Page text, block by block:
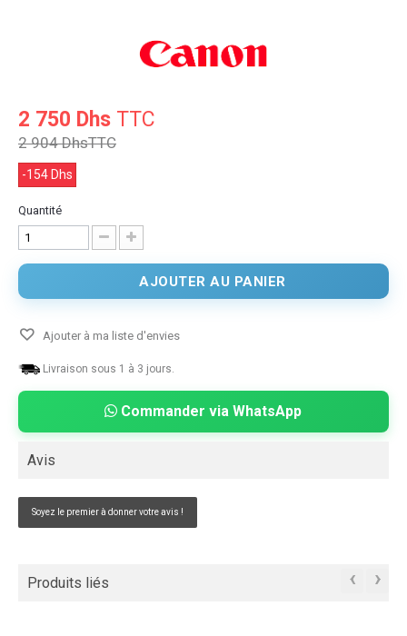
2 750 Dhs TTC
2 904 DhsTTC
-154 Dhs
Quantité
AJOUTER AU PANIER
Ajouter à ma liste d'envies
Livraison sous 1 à 3 jours.
Commander via WhatsApp
Avis
Soyez le premier à donner votre avis !
Produits liés ‹ ›